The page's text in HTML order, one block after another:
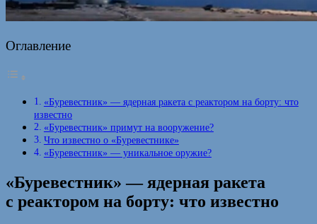
Оглавление
«Буревестник» — ядерная ракета с реактором на борту: что
известно
«Буревестник» примут на вооружение?
Что известно о «Буревестнике»
«Буревестник» — уникальное оружие?
«Буревестник» — ядерная ракета
с реактором на борту: что известно